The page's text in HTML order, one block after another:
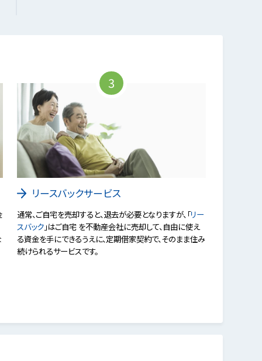
3
リースバックサービス
通常、ご自宅を売却すると、退去が必要となりますが、「リー
スバック」はご自宅 を不動産会社に売却して、自由に使え
る資金を手にできるうえに、定期借家契約で、そのまま住み
続けられるサービスです。